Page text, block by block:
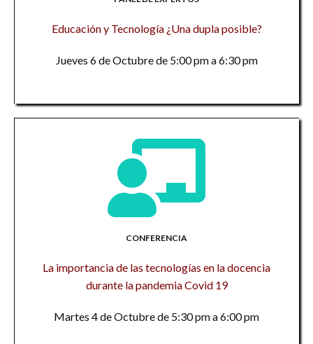
Educación y Tecnología ¿Una dupla posible?
Jueves 6 de Octubre de 5:00 pm a 6:30 pm
CONFERENCIA
La importancia de las tecnologías en la docencia
durante la pandemia Covid 19
Martes 4 de Octubre de 5:30 pm a 6:00 pm